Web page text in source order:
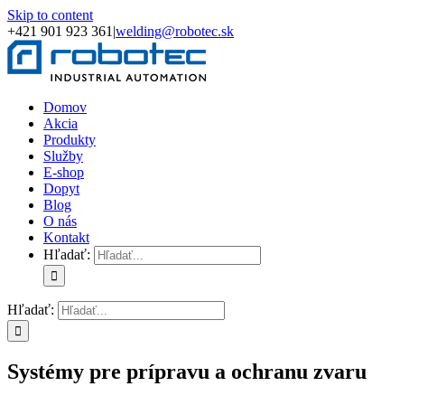
Skip to content
+421 901 923 361 |welding@robotec.sk
Domov
Akcia
Produkty
Služby
E-shop
Dopyt
Blog
O nás
Kontakt
Hľadať:
Hľadať:
Systémy pre prípravu a ochranu zvaru